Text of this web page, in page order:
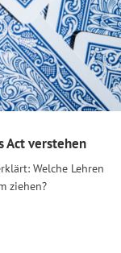
Act verstehen
Welche Lehren
ziehen?